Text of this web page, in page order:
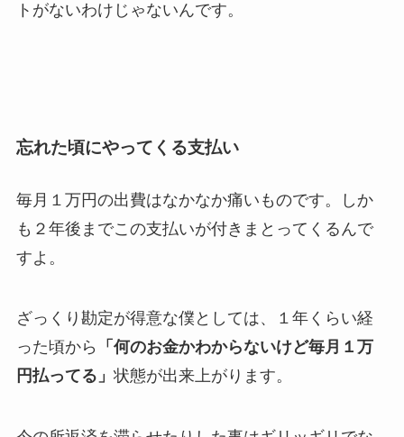
トがないわけじゃないんです。
忘れた頃にやってくる支払い
毎月１万円の出費はなかなか痛いものです。しか
も２年後までこの支払いが付きまとってくるんで
すよ。
ざっくり勘定が得意な僕としては、１年くらい経
った頃から
「何のお金かわからないけど毎月１万
円払ってる」 状態が出来上がります。